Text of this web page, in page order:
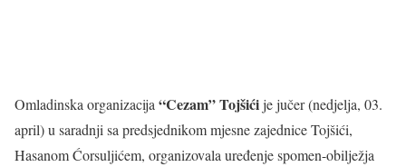
Omladinska organizacija “Cezam” Tojšićije jučer (nedjelja, 03.
april) u saradnji sa predsjednikom mjesne zajednice Tojšići,
Hasanom Ćorsuljićem, organizovala uređenje spomen-obilježja